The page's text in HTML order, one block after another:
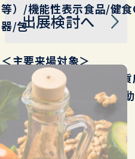
等）/機能性表示食品/健
器/包…
＜主要来場対象＞
健康自然食品店/薬局/ 百
店/EC/通販/健康 美容 運
ーカー…
出展検討へ